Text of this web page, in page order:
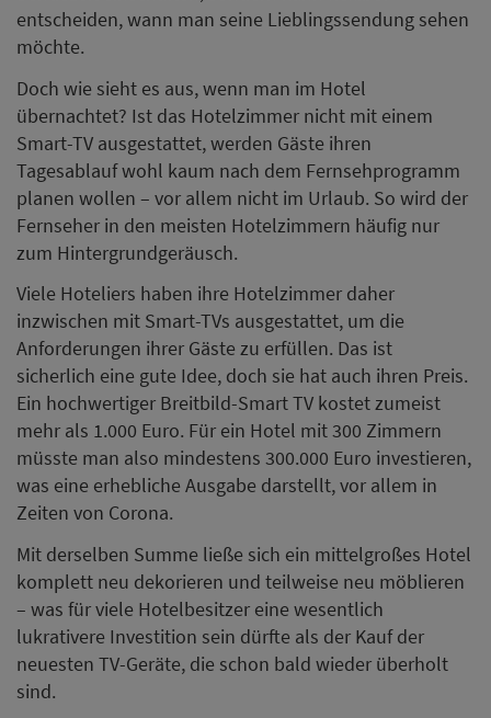
entscheiden, wann man seine Lieblingssendung sehen
möchte.
Doch wie sieht es aus, wenn man im Hotel
übernachtet? Ist das Hotelzimmer nicht mit einem
Smart-TV ausgestattet, werden Gäste ihren
Tagesablauf wohl kaum nach dem Fernsehprogramm
planen wollen – vor allem nicht im Urlaub. So wird der
Fernseher in den meisten Hotelzimmern häufig nur
zum Hintergrundgeräusch.
Viele Hoteliers haben ihre Hotelzimmer daher
inzwischen mit Smart-TVs ausgestattet, um die
Anforderungen ihrer Gäste zu erfüllen. Das ist
sicherlich eine gute Idee, doch sie hat auch ihren Preis.
Ein hochwertiger Breitbild-Smart TV kostet zumeist
mehr als 1.000 Euro. Für ein Hotel mit 300 Zimmern
müsste man also mindestens 300.000 Euro investieren,
was eine erhebliche Ausgabe darstellt, vor allem in
Zeiten von Corona.
Mit derselben Summe ließe sich ein mittelgroßes Hotel
komplett neu dekorieren und teilweise neu möblieren
– was für viele Hotelbesitzer eine wesentlich
lukrativere Investition sein dürfte als der Kauf der
neuesten TV-Geräte, die schon bald wieder überholt
sind.